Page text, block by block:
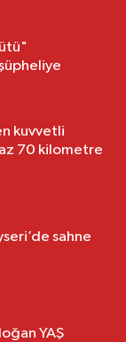
kuvvetli
70 kilometre
sahne
YAŞ